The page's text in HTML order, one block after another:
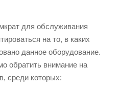
для обслуживания
на то, в каких
данное оборудование.
обратить внимание на
среди которых: